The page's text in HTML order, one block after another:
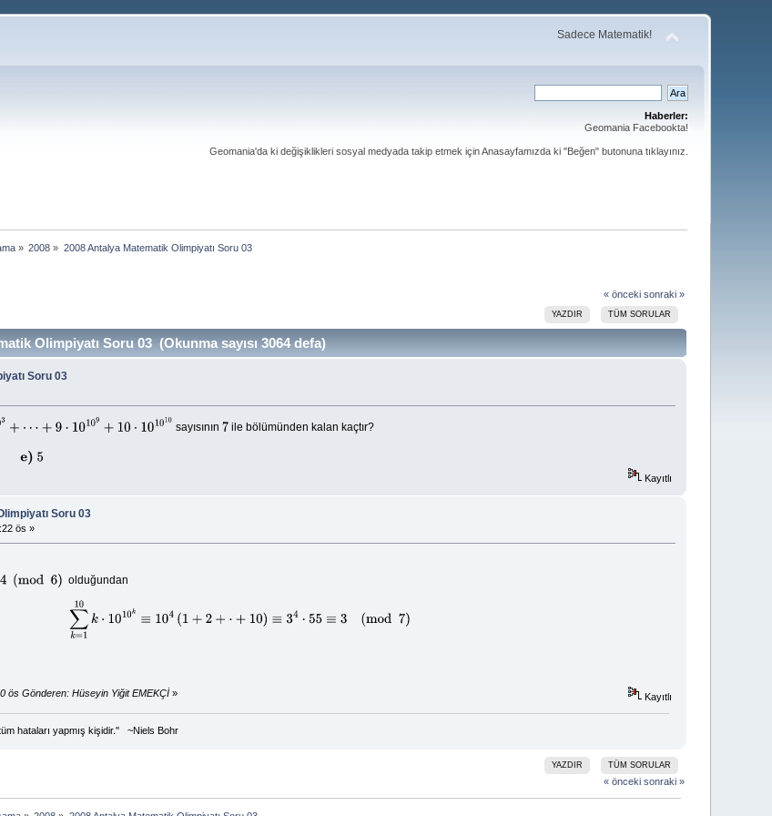
Sadece Matematik!
Haberler:
Geomania Facebookta!
Geomania'da ki değişiklikleri sosyal medyada takip etmek için Anasayfamızda ki "Beğen" butonuna tıklayınız.
» 2008 » 2008 Antalya Matematik Olimpiyatı Soru 03
« önceki sonraki »
YAZDIR TÜM SORULAR
Olimpiyatı Soru 03 (Okunma sayısı 3064 defa)
Soru 03
109+10⋅101010 sayısının 7 ile bölümünden kalan kaçtır?
Kayıtlı
Soru 03
ös »
mod6) olduğundan
∑ k = 10 4⋅
ös Gönderen: Hüseyin Yiğit EMEKÇİ» Kayıtlı
hataları yapmış kişidir.'' ~Niels Bohr
YAZDIR TÜM SORULAR
« önceki sonraki »